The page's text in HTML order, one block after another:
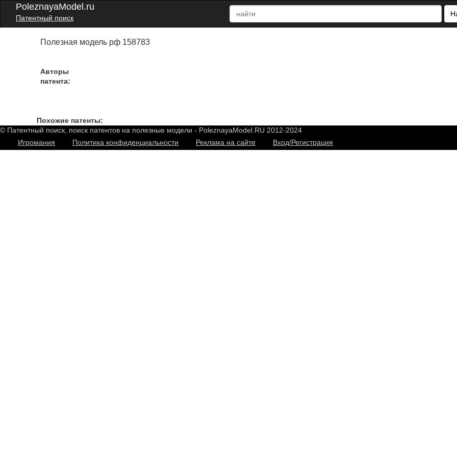
PoleznayaModel.ru
Патентный поиск
Полезная модель рф 158783
Авторы
патента:
Похожие патенты:
© Патентный поиск, поиск патентов на полезные модели - PoleznayaModel.RU 2012-2024
Игромания
Политика конфиденциальности Реклама на сайте Вход/Регистрация